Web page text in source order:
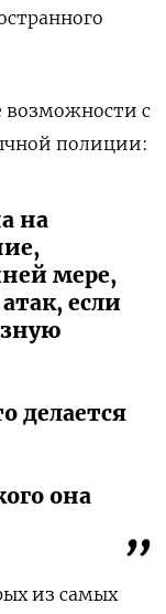
возможности с
полиции:
на
мере,
если
делается
она
из самых